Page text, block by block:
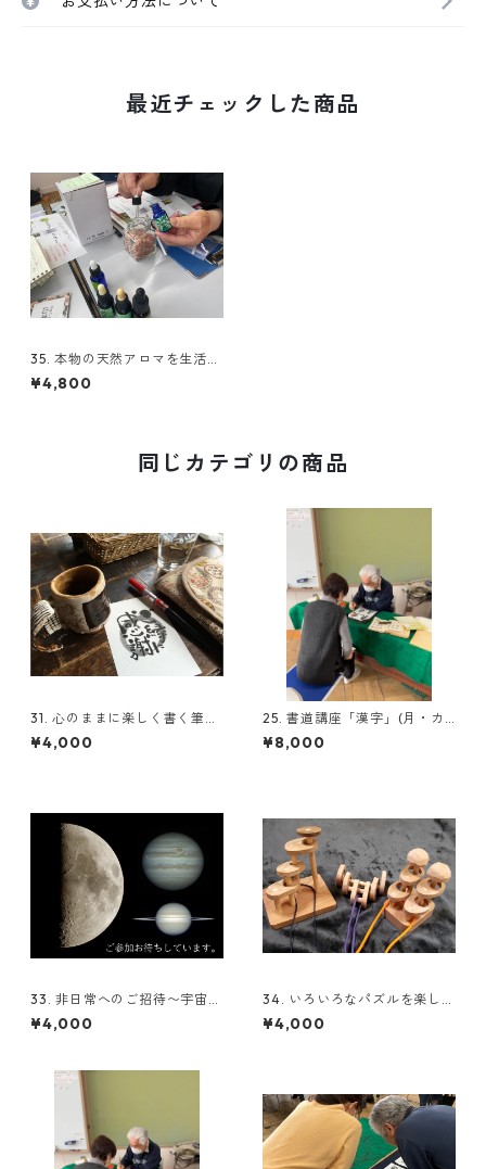
最近チェックした商品
35. 本物の天然アロマを生活に
取り入れよう(教材費別途必
要）
¥4,800
同じカテゴリの商品
31. 心のままに楽しく書く筆文
字〜己書②(教材費別途必要）
¥4,000
25. 書道講座「漢字」(月・カ
ラット）(教材費別途必要）
¥8,000
33. 非日常へのご招待〜宇宙天
文のお話と実技
¥4,000
34. いろいろなパズルを楽しも
う(教材費別途必要）
¥4,000